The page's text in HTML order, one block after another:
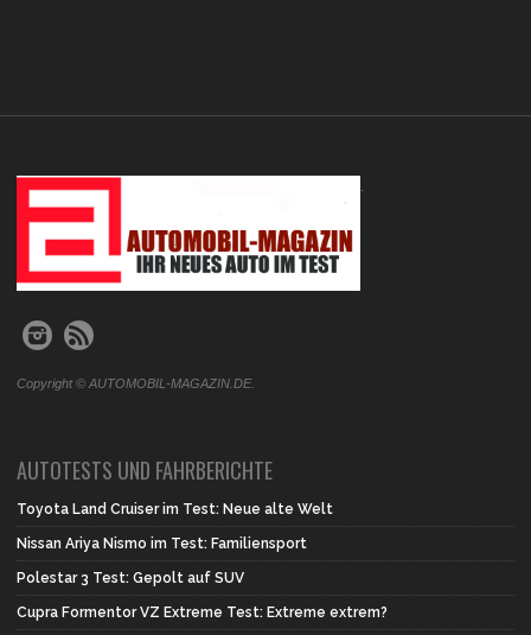
.
Copyright © AUTOMOBIL-MAGAZIN.DE.
AUTOTESTS UND FAHRBERICHTE
Toyota Land Cruiser im Test: Neue alte Welt
Nissan Ariya Nismo im Test: Familiensport
Polestar 3 Test: Gepolt auf SUV
Cupra Formentor VZ Extreme Test: Extreme extrem?